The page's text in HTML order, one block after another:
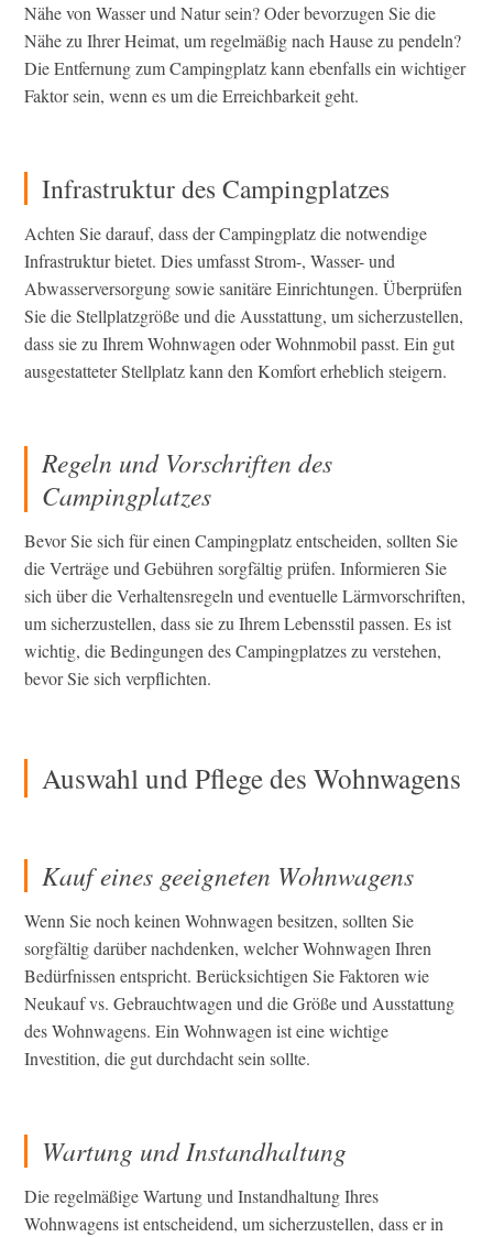
Nähe von Wasser und Natur sein? Oder bevorzugen Sie die
Nähe zu Ihrer Heimat, um regelmäßig nach Hause zu pendeln?
Die Entfernung zum Campingplatz kann ebenfalls ein wichtiger
Faktor sein, wenn es um die Erreichbarkeit geht.
Infrastruktur des Campingplatzes
Achten Sie darauf, dass der Campingplatz die notwendige
Infrastruktur bietet. Dies umfasst Strom-, Wasser- und
Abwasserversorgung sowie sanitäre Einrichtungen. Überprüfen
Sie die Stellplatzgröße und die Ausstattung, um sicherzustellen,
dass sie zu Ihrem Wohnwagen oder Wohnmobil passt. Ein gut
ausgestatteter Stellplatz kann den Komfort erheblich steigern.
Regeln und Vorschriften des
Campingplatzes
Bevor Sie sich für einen Campingplatz entscheiden, sollten Sie
die Verträge und Gebühren sorgfältig prüfen. Informieren Sie
sich über die Verhaltensregeln und eventuelle Lärmvorschriften,
um sicherzustellen, dass sie zu Ihrem Lebensstil passen. Es ist
wichtig, die Bedingungen des Campingplatzes zu verstehen,
bevor Sie sich verpflichten.
Auswahl und Pflege des Wohnwagens
Kauf eines geeigneten Wohnwagens
Wenn Sie noch keinen Wohnwagen besitzen, sollten Sie
sorgfältig darüber nachdenken, welcher Wohnwagen Ihren
Bedürfnissen entspricht. Berücksichtigen Sie Faktoren wie
Neukauf vs. Gebrauchtwagen und die Größe und Ausstattung
des Wohnwagens. Ein Wohnwagen ist eine wichtige
Investition, die gut durchdacht sein sollte.
Wartung und Instandhaltung
Die regelmäßige Wartung und Instandhaltung Ihres
Wohnwagens ist entscheidend, um sicherzustellen, dass er in